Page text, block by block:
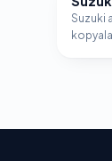
Suzuki